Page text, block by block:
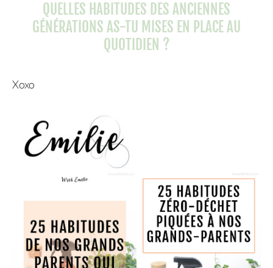
QUELLES HABITUDES DES ANCIENNES
GÉNÉRATIONS AS-TU MISES EN PLACE AU
QUOTIDIEN ?
Xoxo